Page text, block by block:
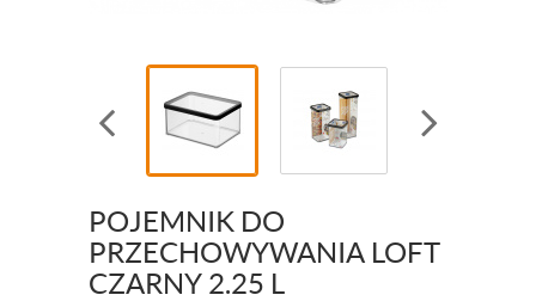
POJEMNIK DO
PRZECHOWYWANIA LOFT
CZARNY 2.25 L